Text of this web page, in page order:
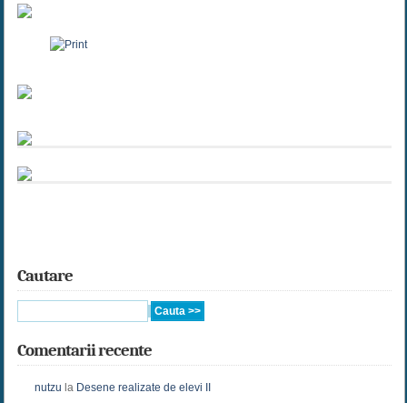
Cautare
Comentarii recente
nutzu la Desene realizate de elevi II